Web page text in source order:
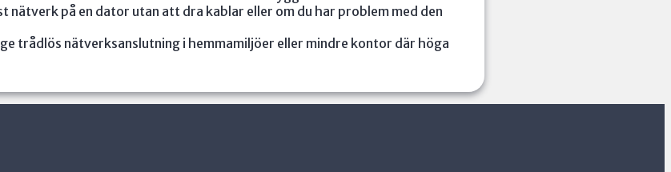
nätverk på en dator utan att dra kablar eller om du har problem med den
trådlös nätverksanslutning i hemmamiljöer eller mindre kontor där höga